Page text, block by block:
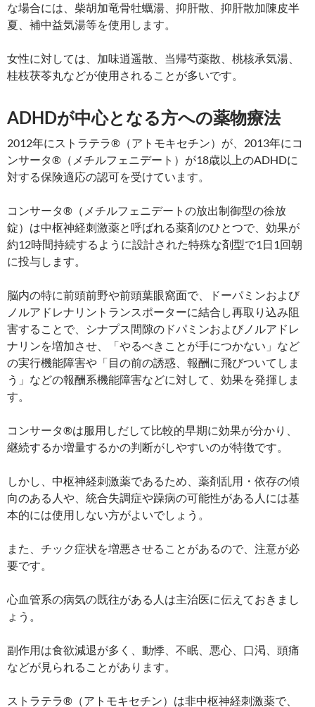
な場合には、柴胡加竜骨牡蠣湯、抑肝散、抑肝散加陳皮半
夏、補中益気湯等を使用します。
女性に対しては、加味逍遥散、当帰芍薬散、桃核承気湯、
桂枝茯苓丸などが使用されることが多いです。
ADHDが中心となる方への薬物療法
2012年にストラテラ®（アトモキセチン）が、2013年にコ
ンサータ®（メチルフェニデート）が18歳以上のADHDに
対する保険適応の認可を受けています。
コンサータ®（メチルフェニデートの放出制御型の徐放
錠）は中枢神経刺激薬と呼ばれる薬剤のひとつで、効果が
約12時間持続するように設計された特殊な剤型で1日1回朝
に投与します。
脳内の特に前頭前野や前頭葉眼窩面で、ドーパミンおよび
ノルアドレナリントランスポーターに結合し再取り込み阻
害することで、シナプス間隙のドパミンおよびノルアドレ
ナリンを増加させ、「やるべきことが手につかない」など
の実行機能障害や「目の前の誘惑、報酬に飛びついてしま
う」などの報酬系機能障害などに対して、効果を発揮しま
す。
コンサータ®は服用しだして比較的早期に効果が分かり、
継続するか増量するかの判断がしやすいのが特徴です。
しかし、中枢神経刺激薬であるため、薬剤乱用・依存の傾
向のある人や、統合失調症や躁病の可能性がある人には基
本的には使用しない方がよいでしょう。
また、チック症状を増悪させることがあるので、注意が必
要です。
心血管系の病気の既往がある人は主治医に伝えておきまし
ょう。
副作用は食欲減退が多く、動悸、不眠、悪心、口渇、頭痛
などが見られることがあります。
ストラテラ®（アトモキセチン）は非中枢神経刺激薬で、